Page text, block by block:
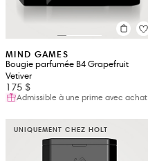
MIND GAMES
Bougie parfumée B4 Grapefruit
Vetiver
175 $
Admissible à une prime avec achat
UNIQUEMENT CHEZ HOLT